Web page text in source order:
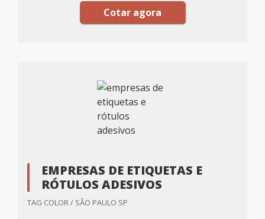
Cotar agora
EMPRESAS DE ETIQUETAS E
RÓTULOS ADESIVOS
TAG COLOR / SÃO PAULO SP